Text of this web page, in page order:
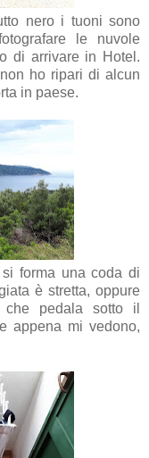
nero i tuoni sono
le nuvole
di arrivare in Hotel.
ho ripari di alcun
in paese.
forma una coda di
è stretta, oppure
pedala sotto il
appena mi vedono,